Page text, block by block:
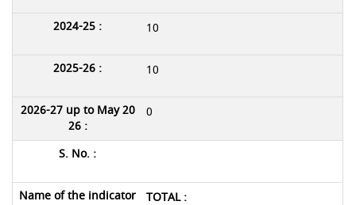
10
10
0
TOTAL :